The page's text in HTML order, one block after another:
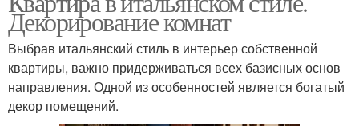
Декорирование комнат
Выбрав итальянский стиль в интерьер собственной
квартиры, важно придерживаться всех базисных основ
направления. Одной из особенностей является богатый
декор помещений.